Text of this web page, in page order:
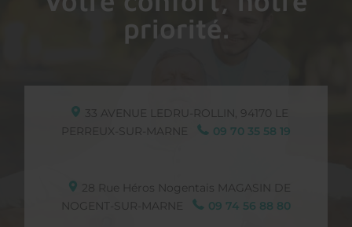
priorité.
33 AVENUE LEDRU-ROLLIN, 94170 LE
PERREUX-SUR-MARNE
09 70 35 58 19
28 Rue Héros Nogentais
MAGASIN DE
NOGENT-SUR-MARNE
09 74 56 88 80